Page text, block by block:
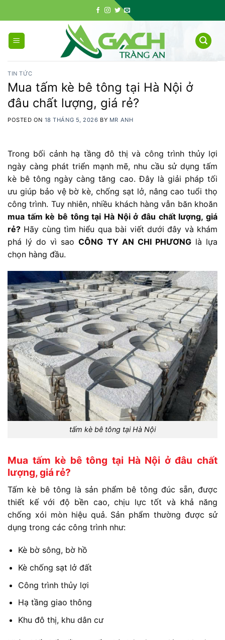
to
content
TIN TỨC
Mua tấm kè bê tông tại Hà Nội ở
đâu chất lượng, giá rẻ?
POSTED ON 18 THÁNG 5, 2026 BY MR ANH
Trong bối cảnh hạ tầng đô thị và công trình thủy lợi
ngày càng phát triển mạnh mẽ, nhu cầu sử dụng tấm
kè bê tông ngày càng tăng cao. Đây là giải pháp tối
ưu giúp bảo vệ bờ kè, chống sạt lở, nâng cao tuổi thọ
công trình. Tuy nhiên, nhiều khách hàng vẫn băn khoăn
mua tấm kè bê tông tại Hà Nội ở đâu chất lượng, giá
rẻ? Hãy cùng tìm hiểu qua bài viết dưới đây và khám
phá lý do vì saoCÔNG TY AN CHI PHƯƠNGlà lựa
chọn hàng đầu.
tấm kè bê tông tại Hà Nội
Mua tấm kè bê tông tại Hà Nội ở đâu chất
lượng, giá rẻ?
Tấm kè bê tông là sản phẩm bê tông đúc sẵn, được
thiết kế với độ bền cao, chịu lực tốt và khả năng
chống xói mòn hiệu quả. Sản phẩm thường được sử
dụng trong các công trình như:
Kè bờ sông, bờ hồ
Kè chống sạt lở đất
Công trình thủy lợi
Hạ tầng giao thông
Khu đô thị, khu dân cư